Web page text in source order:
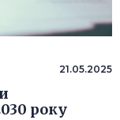
21.05.2025
року